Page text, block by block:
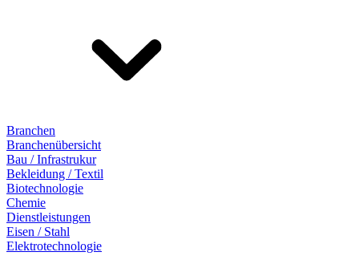
Branchen
Branchenübersicht
Bau / Infrastrukur
Bekleidung / Textil
Biotechnologie
Chemie
Dienstleistungen
Eisen / Stahl
Elektrotechnologie